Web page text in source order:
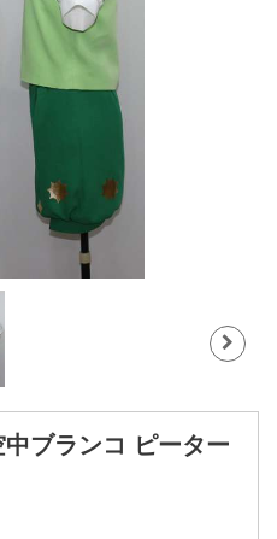
ブランコ ピーター